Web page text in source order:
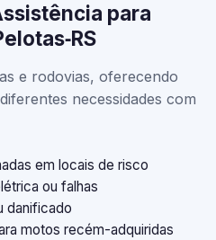
para
e rodovias, oferecendo
necessidades com
em locais de risco
ou falhas
danificado
motos recém-adquiridas